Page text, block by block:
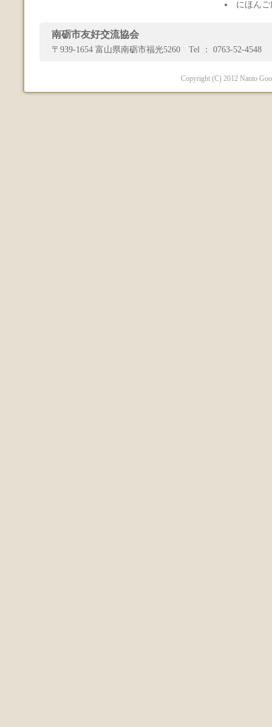
にほん
南砺市友好交流協会
〒939-1654 富山県南砺市福光5260 Tel ： 0763-52-
Copyright (C) 2012 Nanto